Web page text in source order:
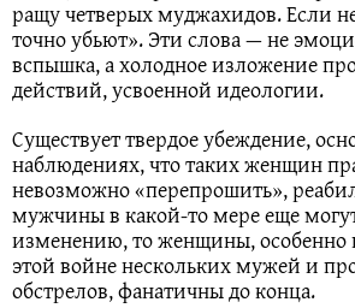
ращу четверых муджахидов. Если
точно убьют». Эти слова — не
вспышка, а холодное изложение
действий, усвоенной идеологии.
Существует твердое убеждение,
наблюдениях, что таких женщин
невозможно «перепрошить»,
мужчины в какой-то мере еще
изменению, то женщины, особенно
этой войне нескольких мужей и
обстрелов, фанатичны до конца.